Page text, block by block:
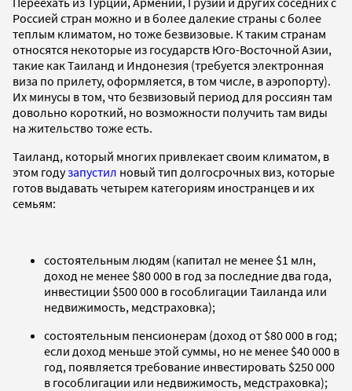
Россией стран можно и в более далекие страны с более
теплым климатом, но тоже безвизовые. К таким странам
относятся некоторые из государств Юго-Восточной Азии,
такие как Таиланд и Индонезия (требуется электронная
виза по прилету, оформляется, в том числе, в аэропорту).
Их минусы в том, что безвизовый период для россиян там
довольно короткий, но возможности получить там виды
на жительство тоже есть.
Таиланд, который многих привлекает своим климатом, в
этом годузапустил новый тип долгосрочных виз, которые
готов выдавать четырем категориям иностранцев и их
семьям:
состоятельным людям (капитал не менее $1 млн,
доход не менее $80 000 в год за последние два года,
инвестиции $500 000 в гособлигации Таиланда или
недвижимость, медстраховка);
состоятельным пенсионерам (доход от $80 000 в год;
если доход меньше этой суммы, но не менее $40 000 в
год, появляется требование инвестировать $250 000
в гособлигации или недвижимость, медстраховка);